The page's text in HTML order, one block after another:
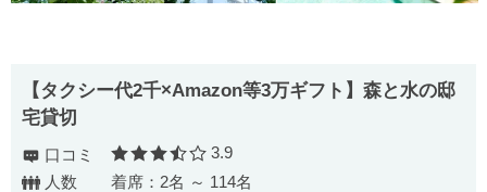
【タクシー代2千×Amazon等3万ギフト】森と水の邸
宅貸切
口コミ 口コミ評価
3.9
人数
着席：2名 ～ 114名